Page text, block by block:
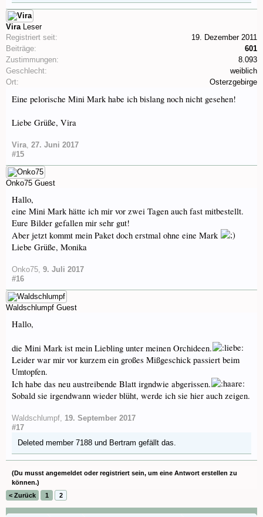
Vira Leser
Registriert seit:
19. Dezember 2011
Beiträge:
601
Zustimmungen:
8.093
Geschlecht:
weiblich
Ort:
Osterzgebirge
Eine pelorische Mini Mark habe ich bislang noch nicht gesehen!
Liebe Grüße, Vira
Vira, 27. Juni 2017
#15
Onko75 Guest
Hallo,
eine Mini Mark hätte ich mir vor zwei Tagen auch fast mitbestellt.
Eure Bilder gefallen mir sehr gut!
Aber jetzt kommt mein Paket doch erstmal ohne eine Mark
Liebe Grüße, Monika
Onko75, 9. Juli 2017
#16
Waldschlumpf Guest
Hallo,
die Mini Mark ist mein Liebling unter meinen Orchideen.
Leider war mir vor kurzem ein großes Mißgeschick passiert beim
Umtopfen.
Ich habe das neu austreibende Blatt irgndwie abgerissen.
Sobald sie irgendwann wieder blüht, werde ich sie hier auch zeigen.
Waldschlumpf, 19. September 2017
#17
Deleted member 7188 und Bertram gefällt das.
(Du musst angemeldet oder registriert sein, um eine Antwort erstellen zu
können.)
< Zurück
1 2